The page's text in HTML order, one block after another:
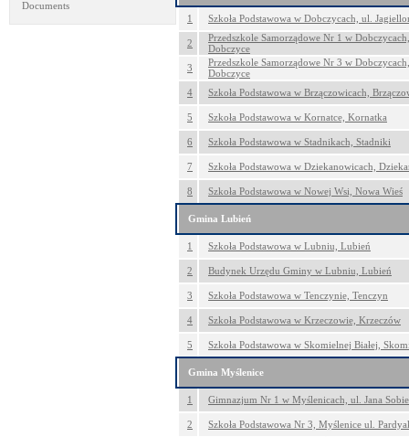
Documents
1 Szkoła Podstawowa w Dobczycach, ul.
2
Przedszkole Samorządowe Nr 1 w
Dobczyce
3
Przedszkole Samorządowe Nr 3 w
Dobczyce
4
Szkoła Podstawowa w Brzączowicach,
5 Szkoła Podstawowa w Kornatce, Kornatka
6 Szkoła Podstawowa w Stadnikach, Stadniki
7 Szkoła Podstawowa w Dziekanowicach,
8 Szkoła Podstawowa w Nowej Wsi, Nowa Wieś
Gmina Lubień
1 Szkoła Podstawowa w Lubniu, Lubień
2 Budynek Urzędu Gminy w Lubniu, Lubień
3 Szkoła Podstawowa w Tenczynie, Tenczyn
4 Szkoła Podstawowa w Krzeczowie, Krzeczów
5 Szkoła Podstawowa w Skomielnej Białej,
Gmina Myślenice
1 Gimnazjum Nr 1 w Myślenicach, ul. Jana
2 Szkoła Podstawowa Nr 3, Myślenice ul.